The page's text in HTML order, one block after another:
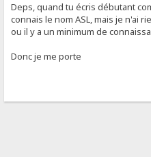
Deps, quand tu écris débutant
connais le nom ASL, mais je n'ai
ou il y a un minimum de
Donc je me porte